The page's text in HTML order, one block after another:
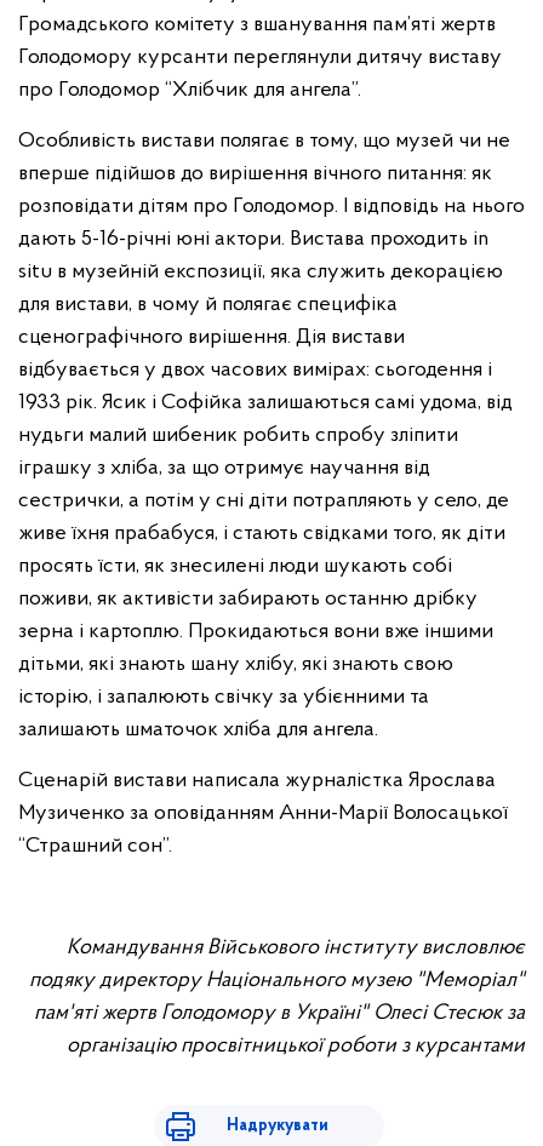
Громадського комітету з вшанування пам’яті жертв
Голодомору курсанти переглянули дитячу виставу
про Голодомор “Хлібчик для ангела”.
Особливість вистави полягає в тому, що музей чи не
вперше підійшов до вирішення вічного питання: як
розповідати дітям про Голодомор. І відповідь на нього
дають 5-16-річні юні актори. Вистава проходить in
situ в музейній експозиції, яка служить декорацією
для вистави, в чому й полягає специфіка
сценографічного вирішення. Дія вистави
відбувається у двох часових вимірах: сьогодення і
1933 рік. Ясик і Софійка залишаються самі удома, від
нудьги малий шибеник робить спробу зліпити
іграшку з хліба, за що отримує научання від
сестрички, а потім у сні діти потрапляють у село, де
живе їхня прабабуся, і стають свідками того, як діти
просять їсти, як знесилені люди шукають собі
поживи, як активісти забирають останню дрібку
зерна і картоплю. Прокидаються вони вже іншими
дітьми, які знають шану хлібу, які знають свою
історію, і запалюють свічку за убієнними та
залишають шматочок хліба для ангела.
Сценарій вистави написала журналістка Ярослава
Музиченко за оповіданням Анни-Марії Волосацької
“Страшний сон”.
Командування Військового інституту висловлює
подяку директору Національного музею "Меморіал"
пам'яті жертв Голодомору в Україні" Олесі Стесюк за
організацію просвітницької роботи з курсантами
Надрукувати